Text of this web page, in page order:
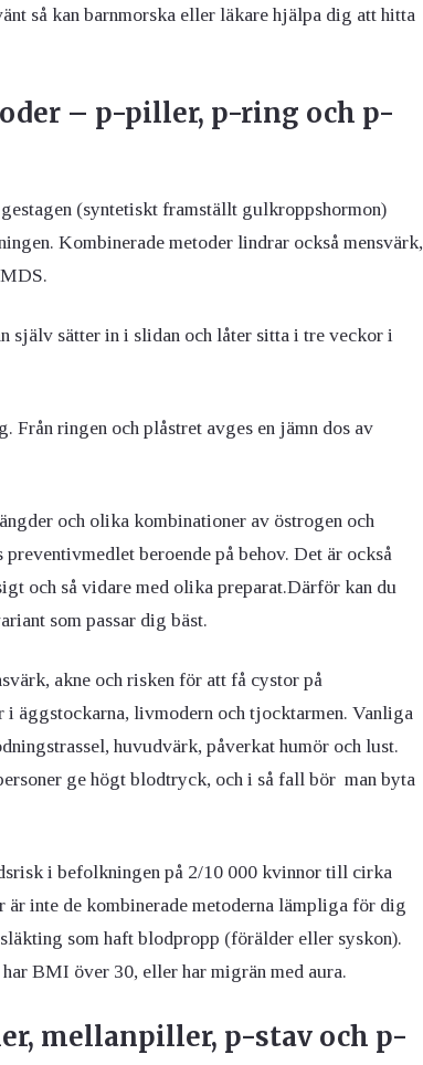
så kan barnmorska eller läkare hjälpa dig att hitta
– p-piller, p-ring och p-
(syntetiskt framställt gulkroppshormon)
Kombinerade metoder lindrar också mensvärk,
själv sätter in i slidan och låter sitta i tre veckor i
Från ringen och plåstret avges en jämn dos av
och olika kombinationer av östrogen och
beroende på behov. Det är också
och så vidare med olika preparat.Därför kan du
som passar dig bäst.
akne och risken för att få cystor på
i äggstockarna, livmodern och tjocktarmen. Vanliga
huvudvärk, påverkat humör och lust.
ge högt blodtryck, och i så fall bör man byta
i befolkningen på 2/10 000 kvinnor till cirka
inte de kombinerade metoderna lämpliga för dig
som haft blodpropp (förälder eller syskon).
BMI över 30, eller har migrän med aura.
mellanpiller, p-stav och p-